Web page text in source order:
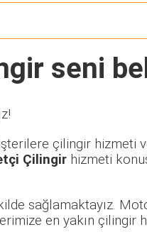
seni
çilingir hizmeti
Çilingir hizmeti
sağlamaktayız.
en yakın çilingir